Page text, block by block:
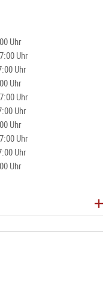
Uhr
Uhr
Uhr
Uhr
Uhr
Uhr
Uhr
Uhr
Uhr
Uhr